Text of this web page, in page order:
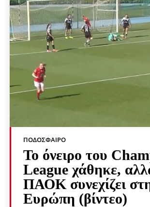
ΠΟΔΌΣΦΑΙΡΟ
Το όνειρο του
League χάθηκε,
ΠΑΟΚ συνεχίζει
Ευρώπη (βίντεο)